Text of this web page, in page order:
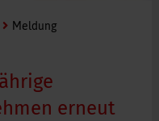
Meldung
erneut